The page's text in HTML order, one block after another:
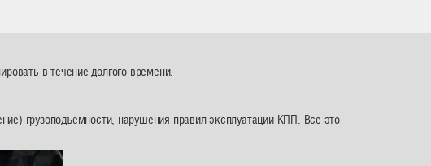
в течение долгого времени.
грузоподъемности, нарушения правил эксплуатации КПП. Все это